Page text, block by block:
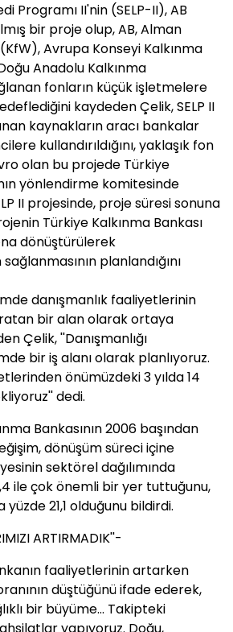
Programı II'nin (SELP-II), AB
bir proje olup, AB, Alman
Avrupa Konseyi Kalkınma
Anadolu Kalkınma
fonların küçük işletmelere
kaydeden Çelik, SELP II
kaynakların aracı bankalar
kullandırıldığını, yaklaşık fon
olan bu projede Türkiye
yönlendirme komitesinde
II projesinde, proje süresi sonuna
Türkiye Kalkınma Bankası
dönüştürülerek
planlandığını
danışmanlık faaliyetlerinin
bir alan olarak ortaya
Çelik, ''Danışmanlığı
bir iş alanı olarak planlıyoruz.
önümüzdeki 3 yılda 14
dedi.
Bankasının 2006 başından
dönüşüm süreci içine
sektörel dağılımında
ile çok önemli bir yer tuttuğunu,
yüzde 21,1 olduğunu bildirdi.
ARTIRMADIK''-
faaliyetlerinin artarken
düştüğünü ifade ederek,
bir büyüme... Takipteki